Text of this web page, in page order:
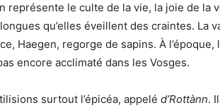
représente le culte de la vie, la joie de
qu’elles éveillent des craintes. La
Haegen, regorge de sapins. À l’époque,
encore acclimaté dans les Vosges.
surtout l’épicéa, appelé d’Rottànn.